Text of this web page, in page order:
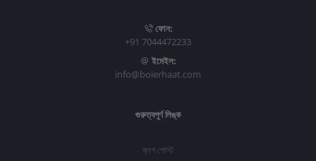
ফোন:
+91 7044472233
ইমেইল:
info@boierhaat.com
গুরুত্বপূর্ণ লিঙ্ক
ব্লগ পোস্ট